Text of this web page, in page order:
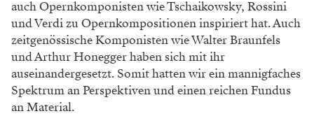
auch Opernkomponisten wie Tschaikowsky, Rossini
und Verdi zu Opernkompositionen inspiriert hat. Auch
zeitgenössische Komponisten wie Walter Braunfels
und Arthur Honegger haben sich mit ihr
auseinandergesetzt. Somit hatten wir ein mannigfaches
Spektrum an Perspektiven und einen reichen Fundus
an Material.